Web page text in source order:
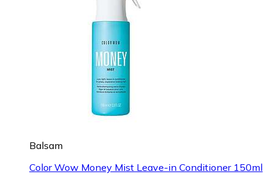
Balsam
Color Wow Money Mist Leave-in Conditioner 150ml